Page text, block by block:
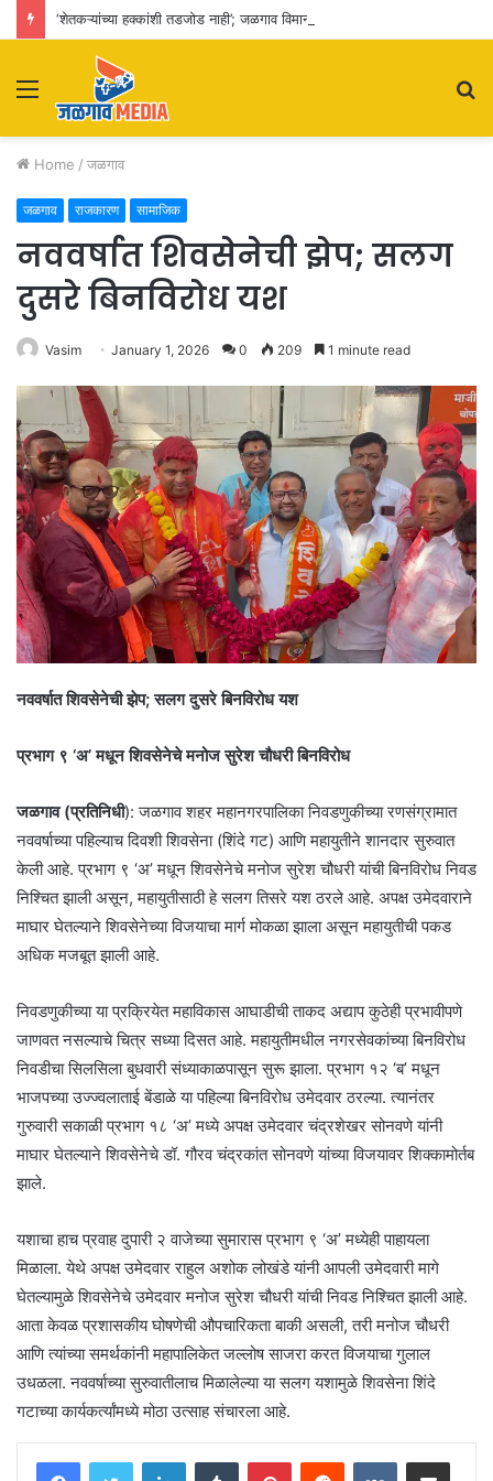
Menu
Home / जळगाव
जळगाव राजकारण सामाजिक
नववर्षात शिवसेनेची झेप; सलग
दुसरे बिनविरोध यश
Vasim January 1, 2026 0 209 1 minute read
नववर्षात शिवसेनेची झेप; सलग दुसरे बिनविरोध यश
प्रभाग ९ ‘अ’ मधून शिवसेनेचे मनोज सुरेश चौधरी बिनविरोध
जळगाव (प्रतिनिधी): जळगाव शहर महानगरपालिका निवडणुकीच्या रणसंग्रामात
नववर्षाच्या पहिल्याच दिवशी शिवसेना (शिंदे गट) आणि महायुतीने शानदार सुरुवात
केली आहे. प्रभाग ९ ‘अ’ मधून शिवसेनेचे मनोज सुरेश चौधरी यांची बिनविरोध निवड
निश्चित झाली असून, महायुतीसाठी हे सलग तिसरे यश ठरले आहे. अपक्ष उमेदवाराने
माघार घेतल्याने शिवसेनेच्या विजयाचा मार्ग मोकळा झाला असून महायुतीची पकड
अधिक मजबूत झाली आहे.
निवडणुकीच्या या प्रक्रियेत महाविकास आघाडीची ताकद अद्याप कुठेही प्रभावीपणे
जाणवत नसल्याचे चित्र सध्या दिसत आहे. महायुतीमधील नगरसेवकांच्या बिनविरोध
निवडीचा सिलसिला बुधवारी संध्याकाळपासून सुरू झाला. प्रभाग १२ ‘ब’ मधून
भाजपच्या उज्ज्वलाताई बेंडाळे या पहिल्या बिनविरोध उमेदवार ठरल्या. त्यानंतर
गुरुवारी सकाळी प्रभाग १८ ‘अ’ मध्ये अपक्ष उमेदवार चंद्रशेखर सोनवणे यांनी
माघार घेतल्याने शिवसेनेचे डॉ. गौरव चंद्रकांत सोनवणे यांच्या विजयावर शिक्कामोर्तब
झाले.
यशाचा हाच प्रवाह दुपारी २ वाजेच्या सुमारास प्रभाग ९ ‘अ’ मध्येही पाहायला
मिळाला. येथे अपक्ष उमेदवार राहुल अशोक लोखंडे यांनी आपली उमेदवारी मागे
घेतल्यामुळे शिवसेनेचे उमेदवार मनोज सुरेश चौधरी यांची निवड निश्चित झाली आहे.
आता केवळ प्रशासकीय घोषणेची औपचारिकता बाकी असली, तरी मनोज चौधरी
आणि त्यांच्या समर्थकांनी महापालिकेत जल्लोष साजरा करत विजयाचा गुलाल
उधळला. नववर्षाच्या सुरुवातीलाच मिळालेल्या या सलग यशामुळे शिवसेना शिंदे
गटाच्या कार्यकर्त्यांमध्ये मोठा उत्साह संचारला आहे.
LinkedInTumblr PinterestReddit VKontakteShare via Email